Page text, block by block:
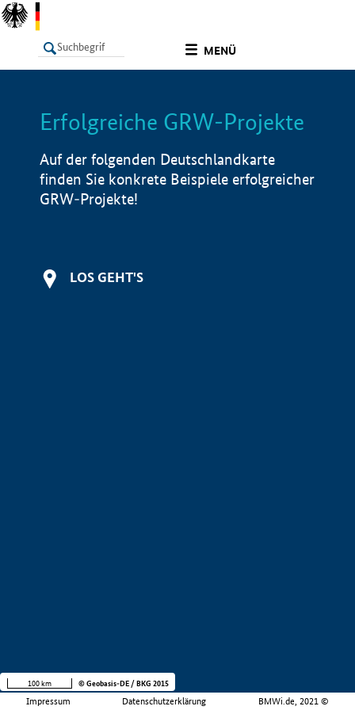
MENÜ
LISTE Info
Erfolgreiche GRW-Projekte
Auf der folgenden Deutschlandkarte
finden Sie konkrete Beispiele erfolgreicher
GRW-Projekte!
LOS GEHT'S
Impressum Datenschutzerklärung BMWi.de, 2021 ©
100 km © Geobasis-DE / BKG 2015